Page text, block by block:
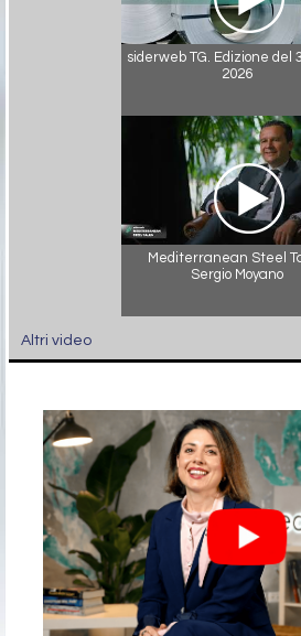
siderweb TG. Edizione del
2026
Mediterranean Steel
Sergio Moyano
Altri video